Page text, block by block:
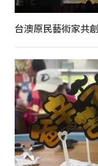
台澳原民藝術家共